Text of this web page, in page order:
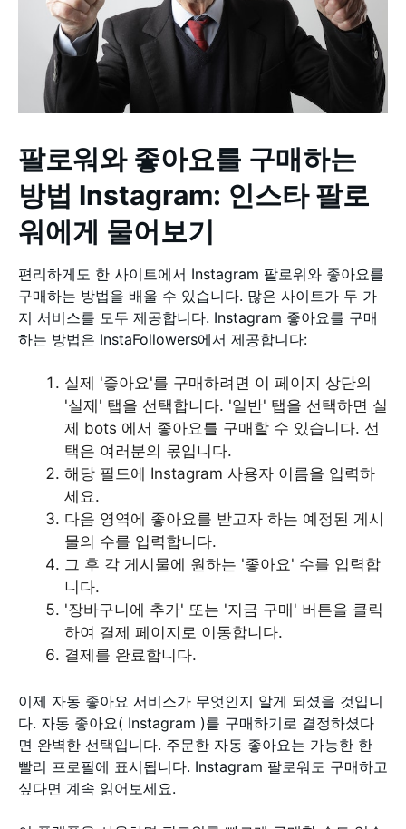
팔로워와 좋아요를 구매하는
방법 Instagram: 인스타 팔로
워에게 물어보기
편리하게도 한 사이트에서 Instagram 팔로워와 좋아요를
구매하는 방법을 배울 수 있습니다. 많은 사이트가 두 가
지 서비스를 모두 제공합니다. Instagram 좋아요를 구매
하는 방법은 InstaFollowers에서 제공합니다:
실제 '좋아요'를 구매하려면 이 페이지 상단의
'실제' 탭을 선택합니다. '일반' 탭을 선택하면 실
제 bots 에서 좋아요를 구매할 수 있습니다. 선
택은 여러분의 몫입니다.
해당 필드에 Instagram 사용자 이름을 입력하
세요.
다음 영역에 좋아요를 받고자 하는 예정된 게시
물의 수를 입력합니다.
그 후 각 게시물에 원하는 '좋아요' 수를 입력합
니다.
'장바구니에 추가' 또는 '지금 구매' 버튼을 클릭
하여 결제 페이지로 이동합니다.
결제를 완료합니다.
이제 자동 좋아요 서비스가 무엇인지 알게 되셨을 것입니
다. 자동 좋아요( Instagram )를 구매하기로 결정하셨다
면 완벽한 선택입니다. 주문한 자동 좋아요는 가능한 한
빨리 프로필에 표시됩니다. Instagram 팔로워도 구매하고
싶다면 계속 읽어보세요.